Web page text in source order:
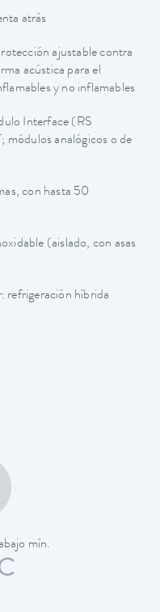
atrás
ajustable contra
acústica para el
y no inflamables
Interface (RS
analógicos o de
con hasta 50
(aislado, con asas
refrigeración híbrida
mín.